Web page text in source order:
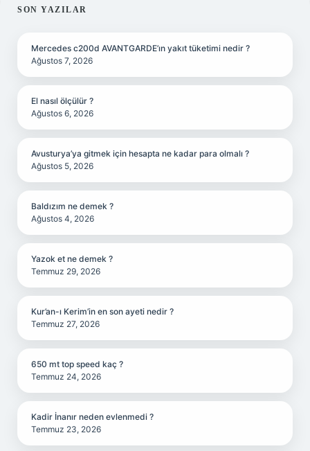
SIDEBAR
SON YAZILAR
Mercedes c200d AVANTGARDE’ın yakıt tüketimi nedir ?
Ağustos 7, 2026
El nasıl ölçülür ?
Ağustos 6, 2026
Avusturya’ya gitmek için hesapta ne kadar para olmalı ?
Ağustos 5, 2026
Baldızım ne demek ?
Ağustos 4, 2026
Yazok et ne demek ?
Temmuz 29, 2026
Kur’an-ı Kerim’in en son ayeti nedir ?
Temmuz 27, 2026
650 mt top speed kaç ?
Temmuz 24, 2026
Kadir İnanır neden evlenmedi ?
Temmuz 23, 2026